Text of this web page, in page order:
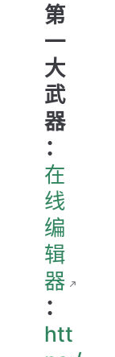
第
一
大
武
器
：
在
线
编
辑
器
：
htt